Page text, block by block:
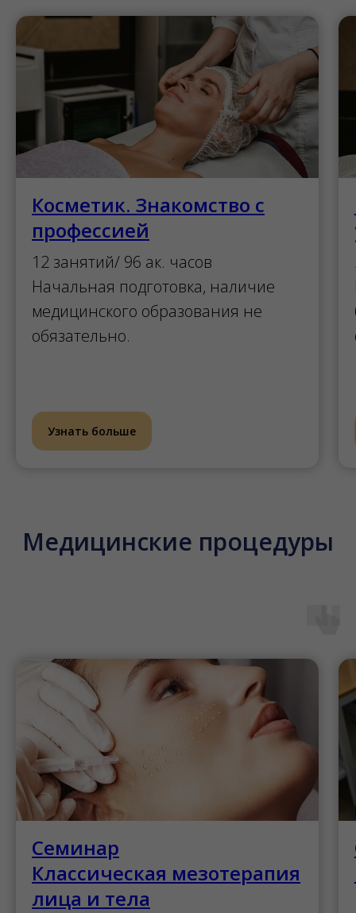
Косметик. Знакомство с
профессией
12 занятий/ 96 ак. часов
Начальная подготовка, наличие
медицинского образования не
обязательно.
Узнать больше
Медицинские процедуры
Семинар
Классическая мезотерапия
лица и тела